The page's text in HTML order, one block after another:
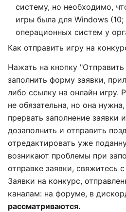
систему, но необходимо,
игры была для Windows
операционных систем у
Как отправить игру на
Нажать на кнопку "Отправить
заполнить форму заявки,
либо ссылку на онлайн игру.
не обязательна, но она
прервать заполнение заявки
дозаполнить и отправить
отредактировать уже
возникают проблемы при
отправке заявки, свяжитесь
Заявки на конкурс,
каналам: на форуме, в
рассматриваются.